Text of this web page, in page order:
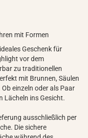
mit Formen
Geschenk für
vor dem
zu traditionellen
mit Brunnen, Säulen
einzeln oder als Paar
Lächeln ins Gesicht.
ausschließlich per
Die sichere